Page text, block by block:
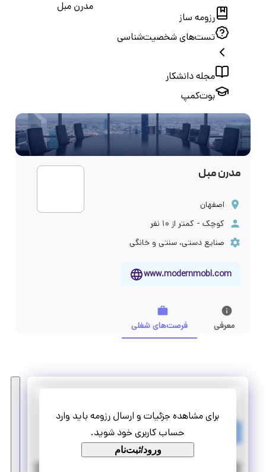
رزومه ساز
تست‌های شخصیت‌شناسی
مجله دانشکار
بوت‌کمپ
مدرن مبل
مدرن مبل
اصفهان
کوچک - کمتر از ۱۰ نفر
صنایع دستی، سنتی و خانگی
www.modernmobl.com
معرفی فرصت‌های شغلی
برای مشاهده جزئیات و ارسال رزومه باید وارد
حساب کاربری خود شوید.
ورود/ثبت‌نام
پروژه کارشناس فروش
پاره وقت پروژه